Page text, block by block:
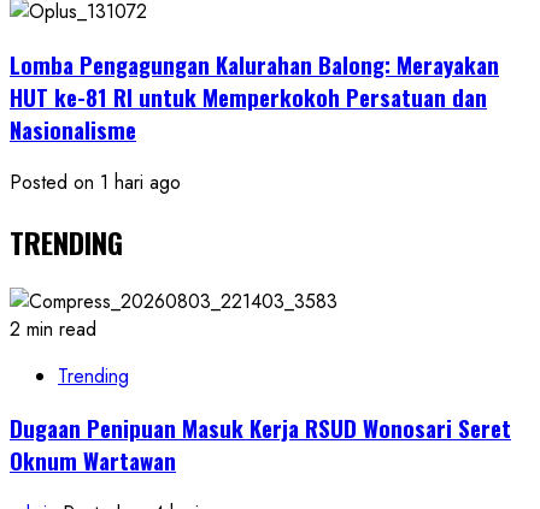
Lomba Pengagungan Kalurahan Balong: Merayakan
HUT ke-81 RI untuk Memperkokoh Persatuan dan
Nasionalisme
Posted on 1 hari ago
TRENDING
2 min read
Trending
Dugaan Penipuan Masuk Kerja RSUD Wonosari Seret
Oknum Wartawan